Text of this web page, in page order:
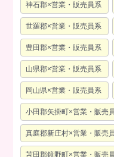
神石郡×営業・販売員系
世羅郡×営業・販売員系
豊田郡×営業・販売員系
山県郡×営業・販売員系
岡山県×営業・販売員系
小田郡矢掛町×営業・販売
真庭郡新庄村×営業・販売
苫田郡鏡野町×営業・販売